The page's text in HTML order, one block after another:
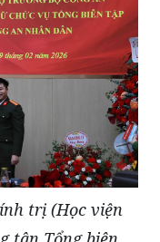
trị (Học viện